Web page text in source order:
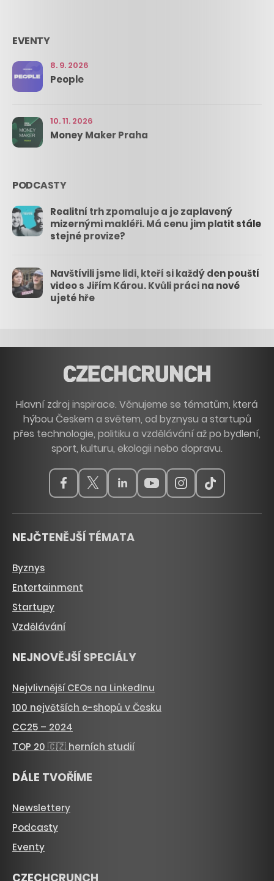
EVENTY
8. 9. 2026
People
10. 11. 2026
Money Maker Praha
PODCASTY
Realitní trh zpomaluje a je zaplavený
mizernými makléři. Má cenu jim platit stále
stejné provize?
Navštívili jsme lidi, kteří si každý den pouští
video s Jiřím Károu. Kvůli práci na nové
ujeté hře
Hlavní zdroj inspirace. Věnujeme se tématům, která
hýbou Českem a světem, od byznysu a startupů
přes technologie, politiku a vzdělávání až po bydlení,
sport, kulturu, ekologii nebo dopravu.
NEJČTENĚJŠÍ TÉMATA
Byznys
Entertainment
Startupy
Vzdělávání
NEJNOVĚJŠÍ SPECIÁLY
Nejvlivnější CEOs na LinkedInu
100 největších e-shopů v Česku
CC25 – 2024
TOP 20 🇨🇿 herních studií
DÁLE TVOŘÍME
Newslettery
Podcasty
Eventy
CZECHCRUNCH